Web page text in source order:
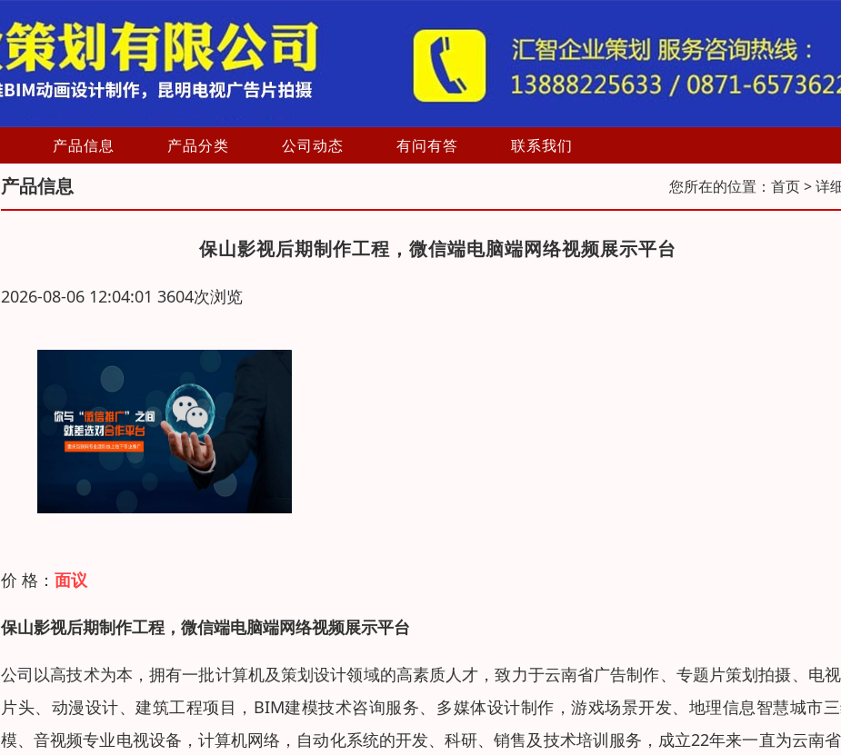
产品信息 产品分类 公司动态 有问有答 联系我们
产品信息 您所在的位置： 首页> 详
保山影视后期制作工程，微信端电脑端网络视频展示平台
2026-08-06 12:04:01 3604次浏览
价 格： 面议
保山影视后期制作工程，微信端电脑端网络视频展示平台
公司以高技术为本，拥有一批计算机及策划设计领域的高素质人才，致力于云南省广告制作、专题片策划拍摄、电
片头、动漫设计、建筑工程项目，BIM建模技术咨询服务、多媒体设计制作，游戏场景开发、地理信息智慧城市
模、音视频专业电视设备，计算机网络，自动化系统的开发、科研、销售及技术培训服务，成立22年来一直为云南